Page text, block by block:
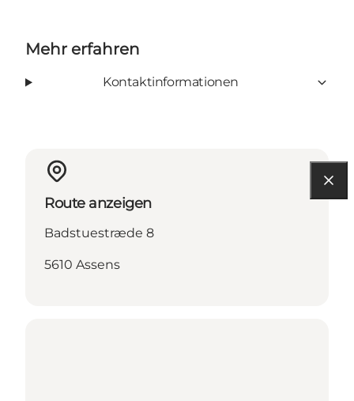
Mehr erfahren
Kontaktinformationen
Route anzeigen
Badstuestræde 8
5610 Assens